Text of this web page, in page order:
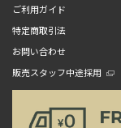
ご利用ガイド
特定商取引法
お問い合わせ
販売スタッフ中途採用